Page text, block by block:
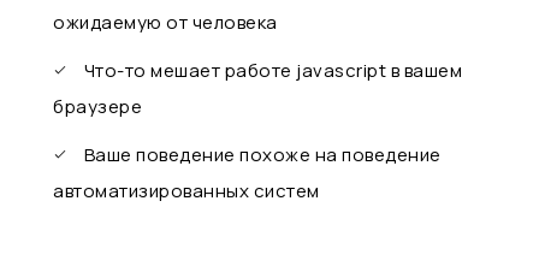
ожидаемую от человека
Что-то мешает работе javascript в вашем
браузере
Ваше поведение похоже на поведение
автоматизированных систем